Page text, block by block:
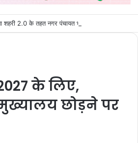
के लिए,
छोड़ने पर